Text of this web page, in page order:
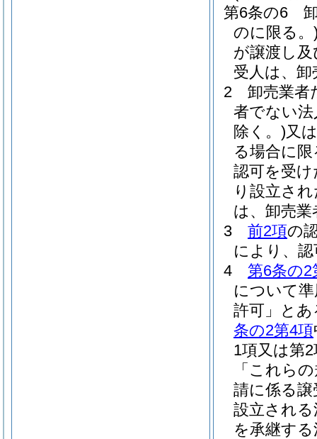
第6条の6
のに限る。
が譲渡し
受人は、
2
卸売業者
者でない
除く。)又
る場合に限
認可を受
り設立さ
は、卸売
3
前2項の
により、
4
第6条の2
について
許可」と
条の2第4項
1項又は第
「これら
請に係る
設立され
を承継す